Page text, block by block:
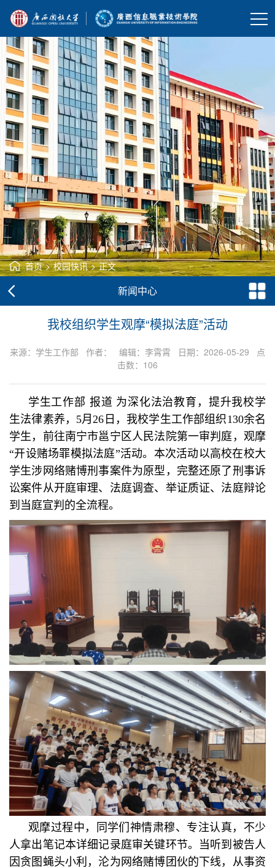
首页 > 校园快讯 > 正文
新闻中心
我校组织学生观摩“模拟法庭”活动
来源：学生工作部 作者： 编辑：李霄霄 日期：2026-05-29 点
击数： 106
学生工作部 报道 为深化法治教育，提升我校学
生法律素养，5月26日，我校学生工作部组织130余名
学生，前往南宁市邕宁区人民法院第一审判庭，观摩
“开设赌场罪模拟法庭”活动。本次活动以高校在校大
学生涉网络赌博刑事案件为原型，完整还原了刑事诉
讼案件从开庭审理、法庭调查、举证质证、法庭辩论
到当庭宣判的全流程。
观摩过程中，同学们神情肃穆、专注认真，不少
人拿出笔记本详细记录庭审关键环节。当听到被告人
因贪图蝇头小利，沦为网络赌博团伙的下线，从事资